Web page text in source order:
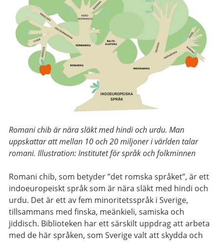
Romani chib är nära släkt med hindi och urdu. Man
uppskattar att mellan 10 och 20 miljoner i världen talar
romani. Illustration: Institutet för språk och folkminnen
Romani chib, som betyder ”det romska språket”, är ett
indoeuropeiskt språk som är nära släkt med hindi och
urdu. Det är ett av fem minoritetsspråk i Sverige,
tillsammans med finska, meänkieli, samiska och
jiddisch. Biblioteken har ett särskilt uppdrag att arbeta
med de här språken, som Sverige valt att skydda och